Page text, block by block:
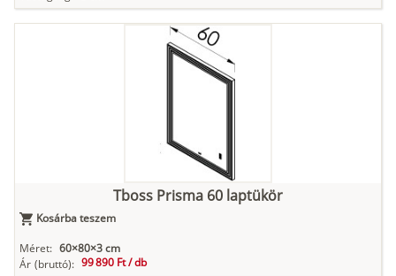
Tboss Prisma 60 laptükör
Kosárba teszem
Méret: 60×80×3 cm
Ár (bruttó): 99 890 Ft /db